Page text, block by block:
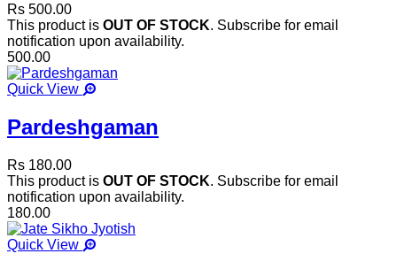
Rs 500.00
This product is OUT OF STOCK. Subscribe for email
notification upon availability.
500.00
Quick View
Pardeshgaman
Rs 180.00
This product is OUT OF STOCK. Subscribe for email
notification upon availability.
180.00
Quick View